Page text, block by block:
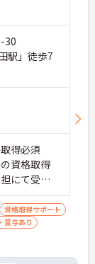
30
駅」徒歩7
得必須
資格取得
にて受講
：不問
資格取得サポート
賞与あり